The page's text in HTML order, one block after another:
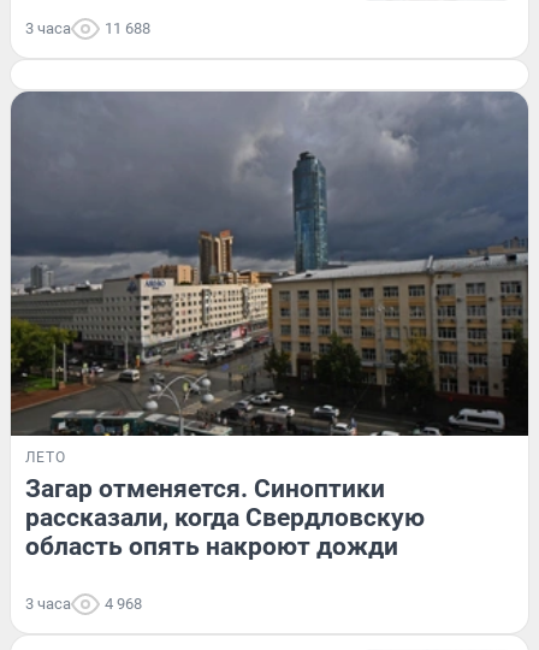
3 часа 11 688
ЛЕТО
Загар отменяется. Синоптики
рассказали, когда Свердловскую
область опять накроют дожди
3 часа 4 968